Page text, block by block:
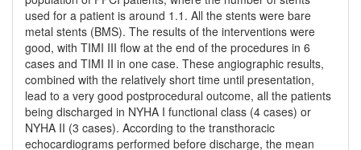
used for a patient is around 1.1. All the stents were bare
metal stents (BMS). The results of the interventions were
good, with TIMI III flow at the end of the procedures in 6
cases and TIMI II in one case. These angiographic results,
combined with the relatively short time until presentation,
lead to a very good postprocedural outcome, all the patients
being discharged in NYHA I functional class (4 cases) or
NYHA II (3 cases). According to the transthoracic
echocardiograms performed before discharge, the mean